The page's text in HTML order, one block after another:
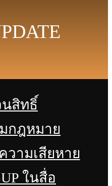
สิทธิ์
กฎหมาย
วามเสียหาย
ในสื่อ